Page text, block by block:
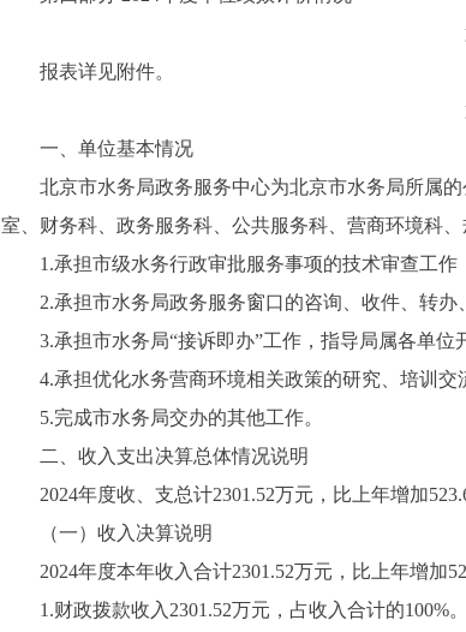
报表详见附件。
一、单位基本情况
北京市水务局政务服务中心为北京市水务局所属的
室、财务科、政务服务科、公共服务科、营商环境科
1.承担市级水务行政审批服务事项的技术审查工作
2.承担市水务局政务服务窗口的咨询、收件、转办
3.承担市水务局“接诉即办”工作，指导局属各单位
4.承担优化水务营商环境相关政策的研究、培训交
5.完成市水务局交办的其他工作。
二、收入支出决算总体情况说明
2024年度收、支总计2301.52万元，比上年增加
（一）收入决算说明
2024年度本年收入合计2301.52万元，比上年增加
1.财政拨款收入2301.52万元，占收入合计的100%